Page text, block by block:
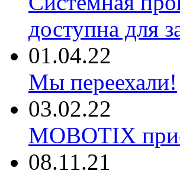
доступна для
01.04.22
Мы переехали!
03.02.22
MOBOTIX
08.11.21